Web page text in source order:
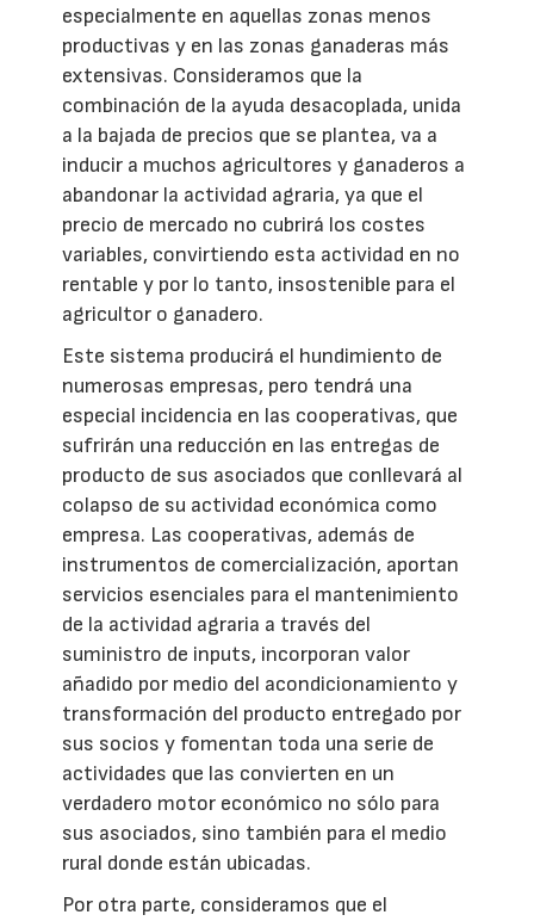
especialmente en aquellas zonas menos
productivas y en las zonas ganaderas más
extensivas. Consideramos que la
combinación de la ayuda desacoplada, unida
a la bajada de precios que se plantea, va a
inducir a muchos agricultores y ganaderos a
abandonar la actividad agraria, ya que el
precio de mercado no cubrirá los costes
variables, convirtiendo esta actividad en no
rentable y por lo tanto, insostenible para el
agricultor o ganadero.
Este sistema producirá el hundimiento de
numerosas empresas, pero tendrá una
especial incidencia en las cooperativas, que
sufrirán una reducción en las entregas de
producto de sus asociados que conllevará al
colapso de su actividad económica como
empresa. Las cooperativas, además de
instrumentos de comercialización, aportan
servicios esenciales para el mantenimiento
de la actividad agraria a través del
suministro de inputs, incorporan valor
añadido por medio del acondicionamiento y
transformación del producto entregado por
sus socios y fomentan toda una serie de
actividades que las convierten en un
verdadero motor económico no sólo para
sus asociados, sino también para el medio
rural donde están ubicadas.
Por otra parte, consideramos que el